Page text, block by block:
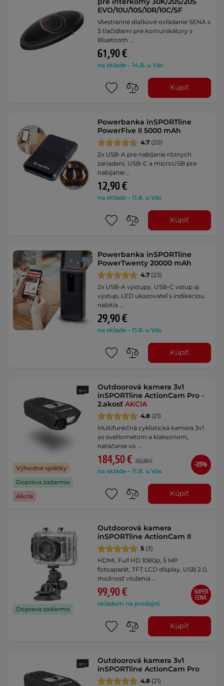
EVO/10U/10S/10R/10C/SF
Všestranné diaľkové ovládanie SENA s
3 tlačidlami pre komunikátory s
Bluetooth …
61,90 €
na sklade – 14.8. u Vás
Kúpiť
Powerbanka inSPORTline
PowerFive II 5000 mAh
4.7 (20)
2x USB-A pre nabíjanie rôznych
zariadení, USB-C a microUSB pre
nabíjanie …
12,90 €
na sklade – 11.8. u Vás
Kúpiť
Powerbanka inSPORTline
PowerTwenty 20000 mAh
4.7 (23)
2x USB-A výstupy, USB-C vstup aj
výstup, LED ukazovateľ s indikáciou
nabitia …
29,90 €
na sklade – 11.8. u Vás
Kúpiť
Výhodné splátky
Doprava zadarmo
Akcia
Outdoorová kamera 3v1
inSPORTline ActionCam Pro -
2.akosťAKCIA
4.8 (21)
Multifunkčná cyklistická kamera 3v1
so svetlometom a klaksónom,
natáčanie vo …
184,50 € 282,80 €
na sklade – 11.8. u Vás
-35%
Kúpiť
Doprava zadarmo
Outdoorová kamera
inSPORTline ActionCam II
5 (3)
HDMI, Full HD 1080p, 5 MP
fotoaparát, TFT LCD display, USB 2.0,
možnosť vloženia …
99,90 €
skladom na predajni
SUPER
CENA
Kúpiť
Outdoorová kamera 3v1
inSPORTline ActionCam Pro
4.8 (21)